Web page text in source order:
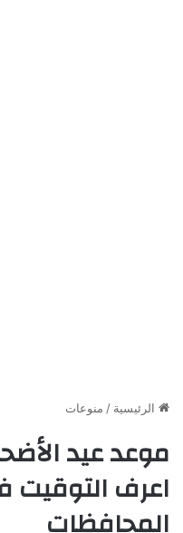
الرئيسية / منوعات
اعرف